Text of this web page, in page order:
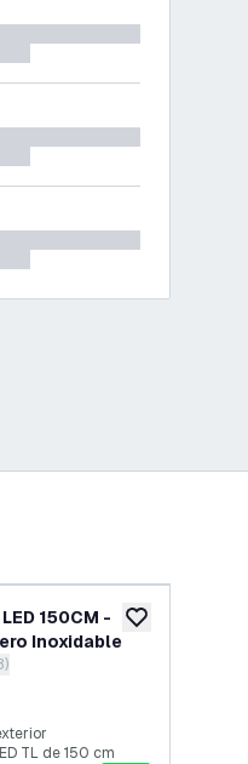
añadir a lista
150CM -
Inoxidable
de reseñas
TL de 150 cm